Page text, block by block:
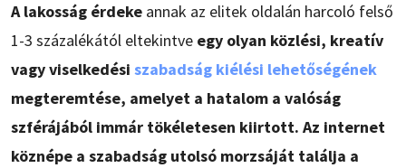
A lakosság érdeke annak az elitek oldalán harcoló felső
1-3 százalékától eltekintve egy olyan közlési, kreatív
vagy viselkedési szabadság kiélési lehetőségének
megteremtése, amelyet a hatalom a valóság
szférájából immár tökéletesen kiirtott. Az internet
köznépe a szabadság utolsó morzsáját találja a